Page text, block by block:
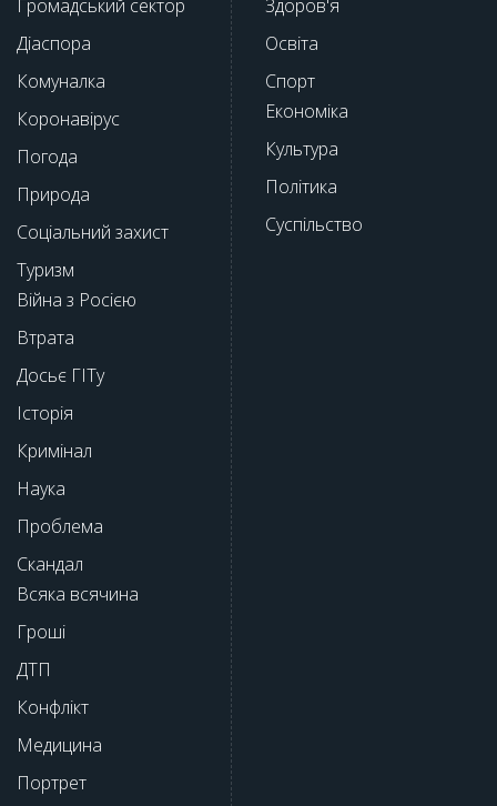
Громадський сектор
Діаспора
Комуналка
Коронавірус
Погода
Природа
Соціальний захист
Туризм
Війна з Росією
Втрата
Досьє ГІТу
Історія
Кримінал
Наука
Проблема
Скандал
Всяка всячина
Гроші
ДТП
Конфлікт
Медицина
Портрет
Здоров'я
Освіта
Спорт
Економіка
Культура
Політика
Суспільство